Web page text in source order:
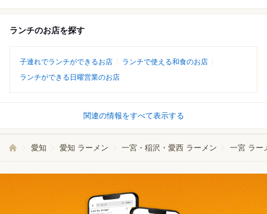
ランチのお店を探す
子連れでランチができるお店
ランチで使える和食のお店
ランチができる日曜営業のお店
関連の情報をすべて表示する
愛知 愛知 ラーメン 一宮・稲沢・愛西 ラーメン 一宮 ラー